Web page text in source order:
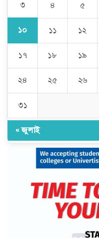
৩ ৪ ৫
১০ ১১ ১২
১৭ ১৮ ১৯
২৪ ২৫ ২৬
৩১
« জুলাই